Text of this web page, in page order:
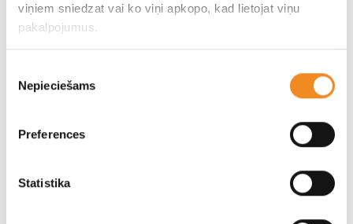
viņiem sniedzat vai ko viņi apkopo, kad lietojat viņu
pakalpojumus.
izvēle
Nepieciešams
Preferences
Statistika
можете ознакомиться в разделе акций или на месте в
автосалоне.
Узнать больше